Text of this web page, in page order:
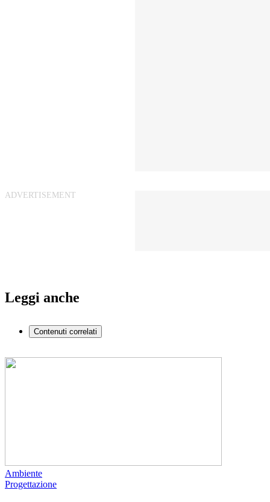
Leggi anche
Contenuti correlati
Ambiente
Progettazione